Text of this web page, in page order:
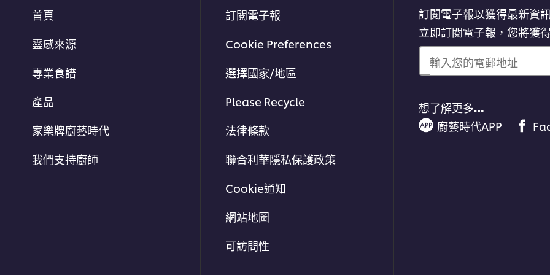
首頁
靈感來源
專業食譜
產品
家樂牌廚藝時代
我們支持廚師
訂閱電子報
Cookie Preferences
選擇國家/地區
Please Recycle
法律條款
聯合利華隱私保護政策
Cookie通知
網站地圖
可訪問性
訂閱電子報以獲得最新資
立即訂閱電子報，您將獲
輸入您的電郵地址
想了解更多…
廚藝時代APP